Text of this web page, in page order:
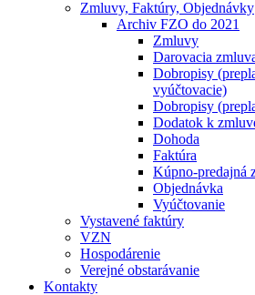
Zmluvy, Faktúry, Objednávky
Archiv FZO do 2021
Zmluvy
Darovacia
Dobropisy
vyúčtovacie)
Dobropisy
Dodatok k
Dohoda
Faktúra
Kúpno-predajná
Objednávka
Vyúčtovanie
Vystavené faktúry
VZN
Hospodárenie
Verejné obstarávanie
Kontakty